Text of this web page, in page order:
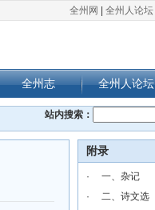
全州网 全州人论坛
全州志 全州人论坛
站内搜索：
附录
·
一、杂记
·
二、诗文选